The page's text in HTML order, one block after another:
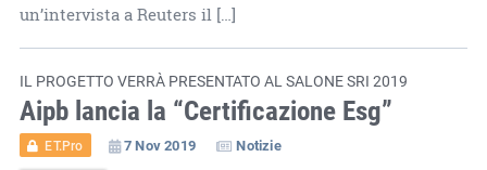
un’intervista a Reuters il […]
IL PROGETTO VERRÀ PRESENTATO AL SALONE SRI 2019
Aipb lancia la “Certificazione Esg”
ET.Pro 7 Nov 2019 Notizie